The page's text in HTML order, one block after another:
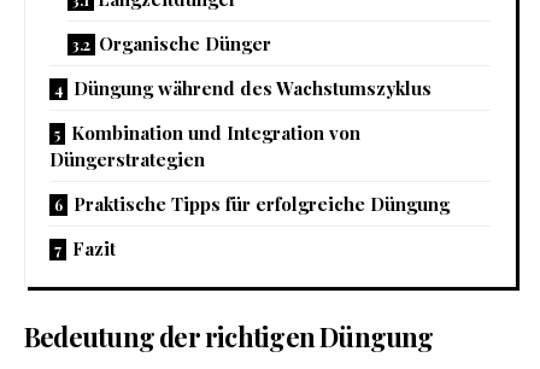
Organische Dünger
Düngung während des Wachstumszyklus
Kombination und Integration von
Düngerstrategien
Praktische Tipps für erfolgreiche Düngung
Fazit
Bedeutung der richtigen Düngung